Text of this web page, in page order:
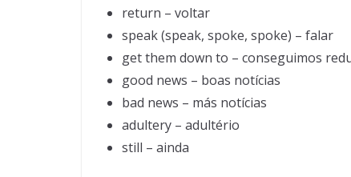
return – voltar
speak (speak, spoke, spoke) – falar
get them down to – conseguimos
good news – boas notícias
bad news – más notícias
adultery – adultério
still – ainda